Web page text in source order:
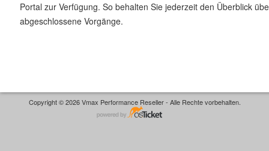
Portal zur Verfügung. So behalten Sie jederzeit den Überblick
abgeschlossene Vorgänge.
Copyright © 2026 Vmax Performance Reseller - Alle Rechte vorbehalten.